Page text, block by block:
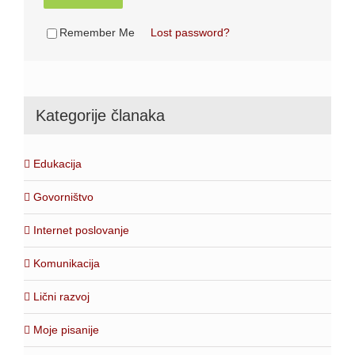
Remember Me Lost password?
Kategorije članaka
Edukacija
Govorništvo
Internet poslovanje
Komunikacija
Lični razvoj
Moje pisanije